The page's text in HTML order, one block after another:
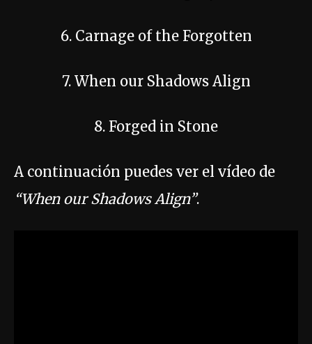
6. Carnage of the Forgotten
7. When our Shadows Align
8. Forged in Stone
A continuación puedes ver el vídeo de
“When our Shadows Align”.